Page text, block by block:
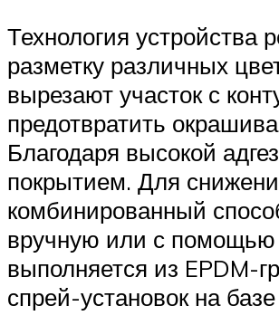
Технология устройства
разметку различных
вырезают участок с
предотвратить
Благодаря высокой
покрытием. Для
комбинированный
вручную или с помощью
выполняется из EPDM-
спрей-установок на